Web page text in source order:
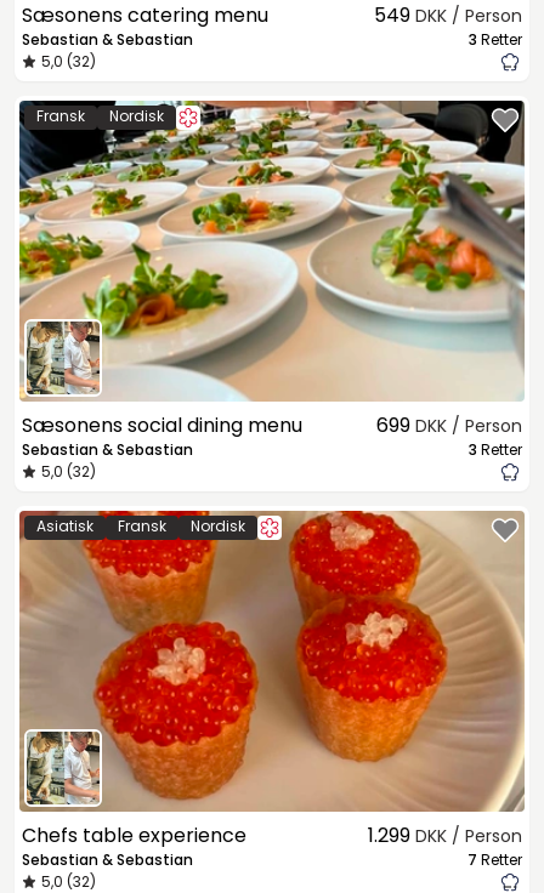
Sæsonens catering menu
Sebastian & Sebastian
5,0 (32)
549 DKK / Person
3 Retter
Fransk Nordisk
Sæsonens social dining menu
Sebastian & Sebastian
5,0 (32)
699 DKK / Person
3 Retter
Asiatisk Fransk Nordisk
Chefs table experience
Sebastian & Sebastian
5,0 (32)
1.299 DKK / Person
7 Retter